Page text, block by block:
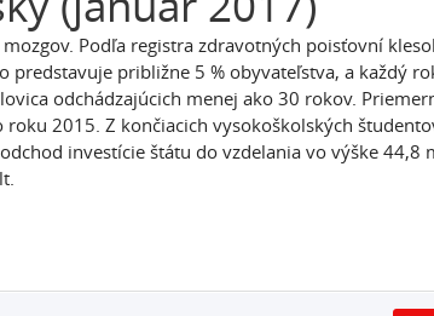
Podľa registra zdravotných poisťovní
predstavuje približne 5 % obyvateľstva, a každý
odchádzajúcich menej ako 30 rokov.
2015. Z končiacich vysokoškolských
investície štátu do vzdelania vo výške 44,8